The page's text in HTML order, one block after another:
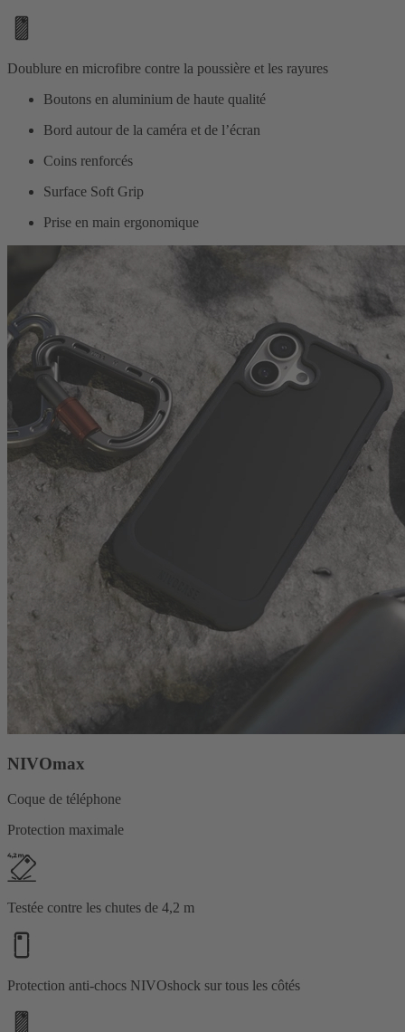
Doublure en microfibre contre la poussière et les rayures
Boutons en aluminium de haute qualité
Bord autour de la caméra et de l’écran
Coins renforcés
Surface Soft Grip
Prise en main ergonomique
NIVOmax
Coque de téléphone
Protection maximale
Testée contre les chutes de 4,2 m
Protection anti-chocs NIVOshock sur tous les côtés